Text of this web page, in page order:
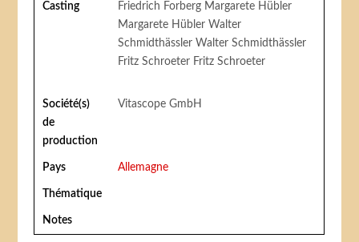
Casting
Friedrich Forberg Margarete Hübler
Margarete Hübler Walter
Schmidthässler Walter Schmidthässler
Fritz Schroeter Fritz Schroeter
Société(s)
de
production
Vitascope GmbH
Pays Allemagne
Thématique
Notes